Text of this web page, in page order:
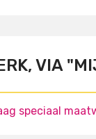
VIA
speciaal